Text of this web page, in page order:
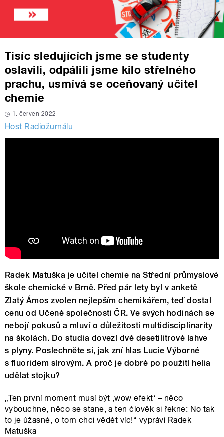
Tisíc sledujících jsme se studenty
oslavili, odpálili jsme kilo střelného
prachu, usmívá se oceňovaný učitel
chemie
1. červen 2022
Host Radiožurnálu
Radek Matuška je učitel chemie na Střední průmyslové
škole chemické v Brně. Před pár lety byl v anketě
Zlatý Ámos zvolen nejlepším chemikářem, teď dostal
cenu od Učené společnosti ČR. Ve svých hodinách se
nebojí pokusů a mluví o důležitosti multidisciplinarity
na školách. Do studia dovezl dvě desetilitrové lahve
s plyny. Poslechněte si, jak zní hlas Lucie Výborné
s fluoridem sírovým. A proč je dobré po použití helia
udělat stojku?
„Ten první moment musí být ,wow efekt‘ – něco
vybouchne, něco se stane, a ten člověk si řekne: No tak
to je úžasné, o tom chci vědět víc!“ vypráví Radek
Matuška